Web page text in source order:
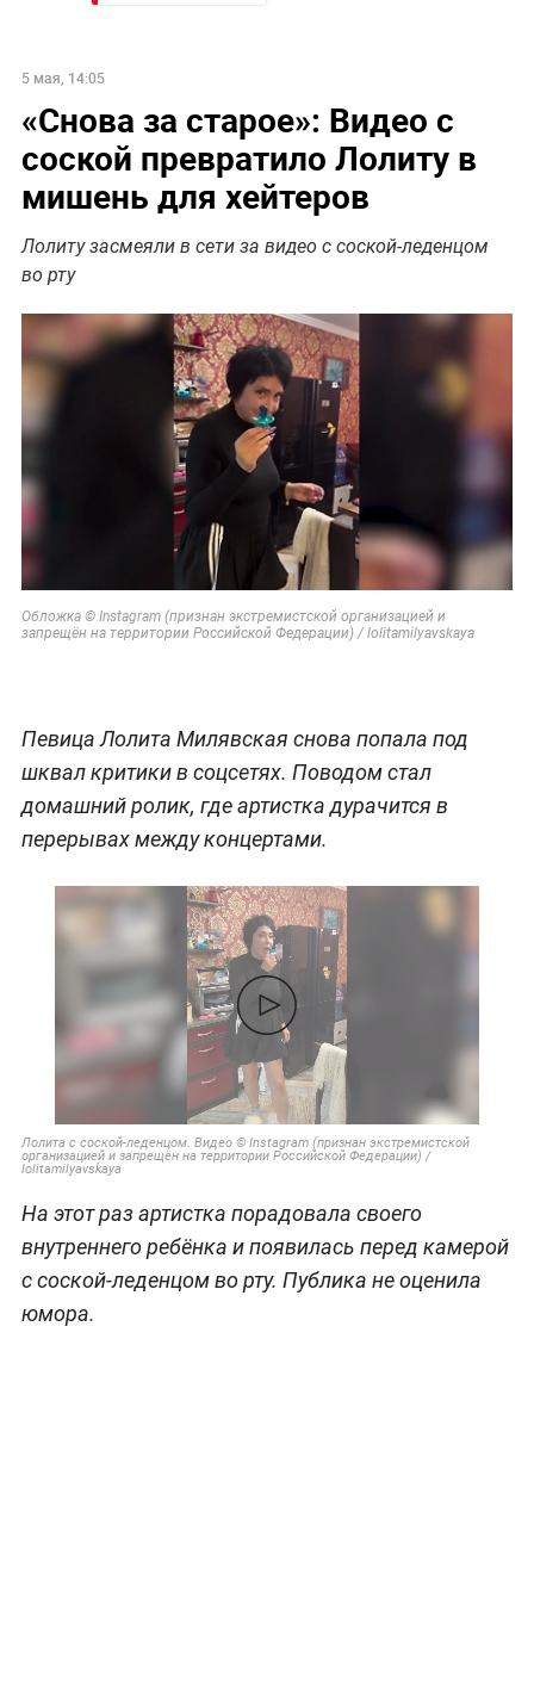
5 мая, 14:05
«Снова за старое»: Видео с
соской превратило Лолиту в
мишень для хейтеров
Лолиту засмеяли в сети за видео с соской-леденцом
во рту
Обложка © Instagram (признан экстремистской организацией и
запрещён на территории Российской Федерации) / lolitamilyavskaya
Певица Лолита Милявская снова попала под
шквал критики в соцсетях. Поводом стал
домашний ролик, где артистка дурачится в
перерывах между концертами.
Лолита с соской-леденцом. Видео © Instagram (признан экстремистской
организацией и запрещён на территории Российской Федерации) /
lolitamilyavskaya
На этот раз артистка порадовала своего
внутреннего ребёнка и появилась перед камерой
с соской-леденцом во рту. Публика не оценила
юмора.